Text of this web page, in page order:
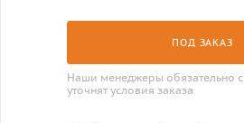
ПОД ЗАКАЗ
Наши менеджеры обязательно
уточнят условия заказа